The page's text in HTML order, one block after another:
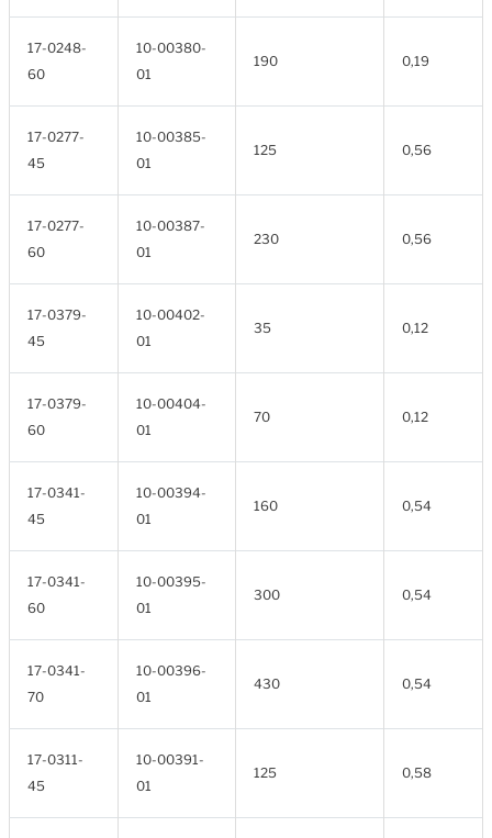
17-0248-
60
10-00380-
01
190 0,19
17-0277-
45
10-00385-
01
125 0,56
17-0277-
60
10-00387-
01
230 0,56
17-0379-
45
10-00402-
01
35 0,12
17-0379-
60
10-00404-
01
70 0,12
17-0341-
45
10-00394-
01
160 0,54
17-0341-
60
10-00395-
01
300 0,54
17-0341-
70
10-00396-
01
430 0,54
17-0311-
45
10-00391-
01
125 0,58